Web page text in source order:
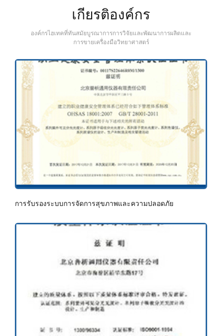
เกียรติองค์กร
องค์กรไฮเทคที่ทันสมัยบูรณาการการวิจัยและพัฒนาการผลิตและ
การขายเครื่องมือวิทยาศาสตร์
การรับรองระบบการจัดการสุขภาพและความปลอดภัย